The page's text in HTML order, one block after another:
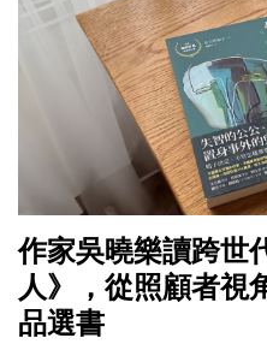
作家吳曉樂讀跨世
人》，從照顧者視
品選書